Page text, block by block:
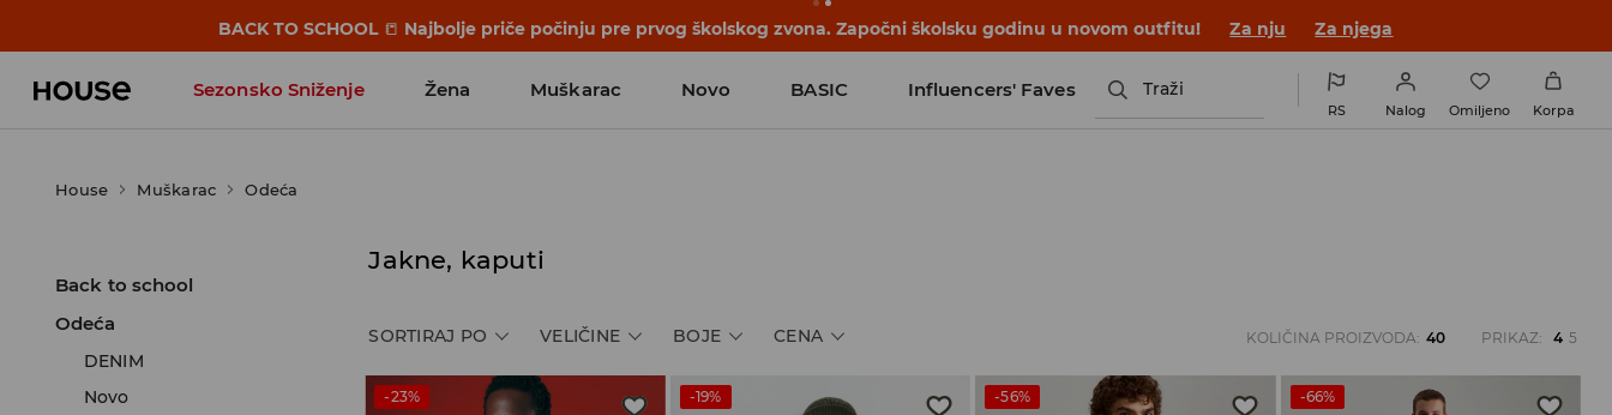
BACK TO SCHOOL 📒 Najbolje priče počinju pre prvog školskog zvona. Započni školsku godinu u novom outfitu! Za nju Za njega
Sezonsko Sniženje Žena Muškarac Novo BASIC Influencers' Faves Traži
RS Nalog Omiljeno Korpa
House Muškarac Odeća
Back to school
Odeća
DENIM
Novo
Jakne, kaputi
SORTIRAJ PO VELIČINE BOJE CENA KOLIČINA PROIZVODA: 40 PRIKAZ: 4 5
-23% -19% -56% -66%